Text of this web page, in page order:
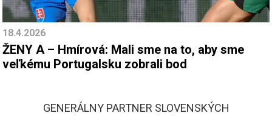
18.4.2026
ŽENY A – Hmírová: Mali sme na to, aby sme
veľkému Portugalsku zobrali bod
GENERÁLNY PARTNER SLOVENSKÝCH